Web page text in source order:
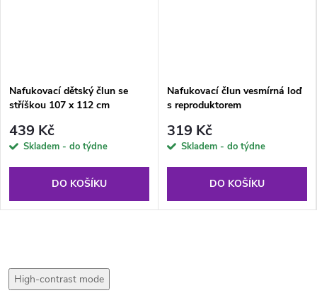
Nafukovací dětský člun se
stříškou 107 x 112 cm
439 Kč
Skladem - do týdne
DO KOŠÍKU
Nafukovací člun vesmírná loď
s reproduktorem
BESTWAY
319 Kč
Skladem - do týdne
DO KOŠÍKU
High-contrast mode